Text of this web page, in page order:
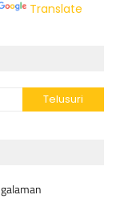
Translate